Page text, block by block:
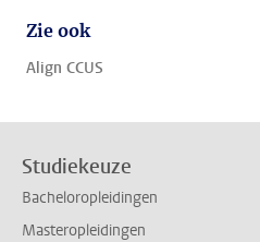
Zie ook
Align CCUS
Studiekeuze
Bacheloropleidingen
Masteropleidingen